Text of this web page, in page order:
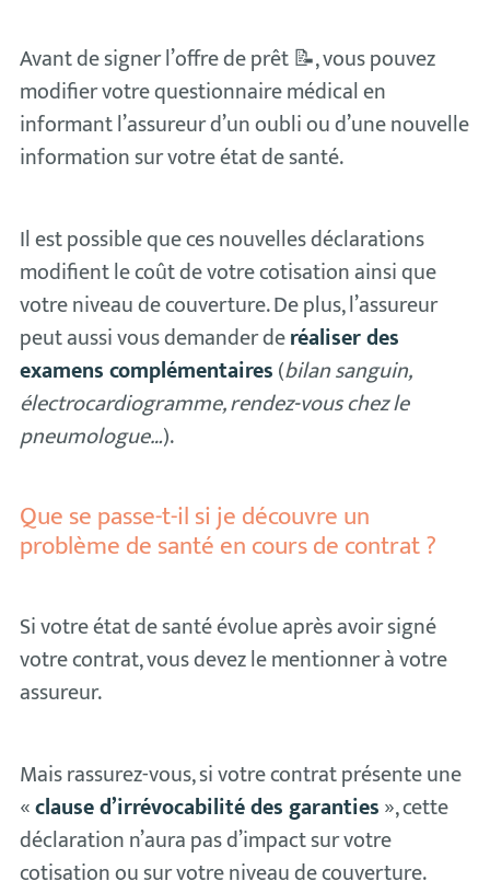
Avant de signer l’offre de prêt 📝, vous pouvez
modifier votre questionnaire médical en
informant l’assureur d’un oubli ou d’une nouvelle
information sur votre état de santé.
Il est possible que ces nouvelles déclarations
modifient le coût de votre cotisation ainsi que
votre niveau de couverture. De plus, l’assureur
peut aussi vous demander deréaliser des
examens complémentaires(bilan sanguin,
électrocardiogramme, rendez-vous chez le
pneumologue…).
Que se passe-t-il si je découvre un
problème de santé en cours de contrat ?
Si votre état de santé évolue après avoir signé
votre contrat, vous devez le mentionner à votre
assureur.
Mais rassurez-vous, si votre contrat présente une
«clause d’irrévocabilité des garanties», cette
déclaration n’aura pas d’impact sur votre
cotisation ou sur votre niveau de couverture.